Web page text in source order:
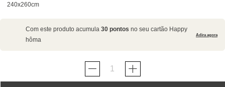
240x260cm
Com este produto acumula 30 pontos no seu cartão Happy
hôma
Adira agora
EMPRESA
CARTÃO HAPPY
SUSTENTABILIDADE
PROTEÇÃO DE DADOS
CONDIÇÕES GERAIS DE VENDA E UTILIZAÇÃO DO
CONTACTOS